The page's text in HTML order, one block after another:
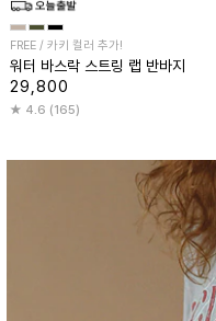
FREE / 카키 컬러 추가!
워터 바스락 스트링 랩 반바지
29,800
4.6 (165)